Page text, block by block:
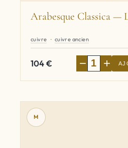
Arabesque Classica —
cuivre cuivre ancien
104€ − +
M